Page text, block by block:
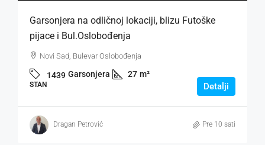
Garsonjera na odličnoj lokaciji, blizu Futoške
pijace i Bul.Oslobođenja
Novi Sad, Bulevar Oslobođenja
1439 Garsonjera 27 m²
STAN Detalji
Dragan Petrović Pre 10 sati